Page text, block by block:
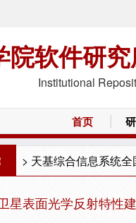
院软件研
Institutional
首页
> 天基综合信息系统
星表面光学反射特性